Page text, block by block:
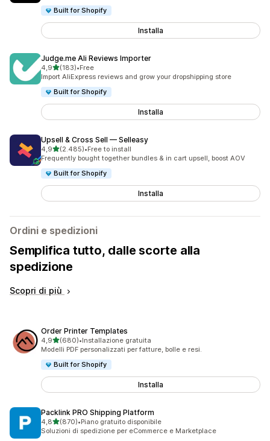
Built for Shopify
Installa
Judge.me Ali Reviews Importer
4,9stelle su 5
(183)
183 recensioni totali
•Free
Import AliExpress reviews and grow your dropshipping store
Built for Shopify
Installa
Upsell & Cross Sell — Selleasy
4,9stelle su 5
(2.485)
2485 recensioni totali
•Free to install
Frequently bought together bundles & in cart upsell, boost AOV
Built for Shopify
Installa
Ordini e spedizioni
Semplifica tutto, dalle scorte alla
spedizione
Scopri di più
Order Printer Templates
4,9stelle su 5
(680)
680 recensioni totali
•Installazione gratuita
Modelli PDF personalizzati per fatture, bolle e resi.
Built for Shopify
Installa
Packlink PRO Shipping Platform
4,8stelle su 5
(870)
870 recensioni totali
•Piano gratuito disponibile
Soluzioni di spedizione per eCommerce e Marketplace